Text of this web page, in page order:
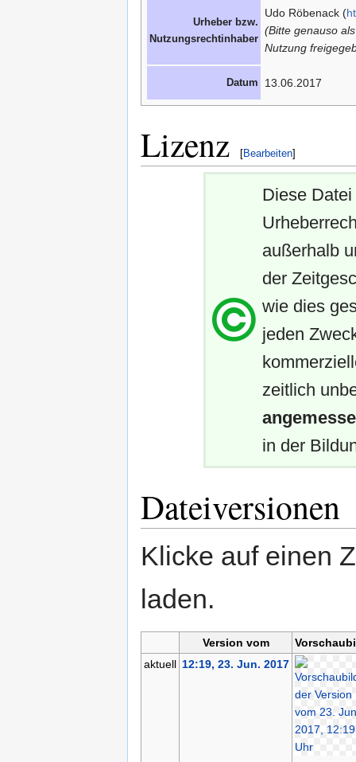
Urheber bzw.
Nutzungsrechtinhaber
Udo Röbenack (
(Bitte genauso
Nutzung
Datum 13.06.2017
Lizenz [Bearbeiten]
Diese
außerhalb
der
wie dies
jeden
zeitlich
in der
Dateiversionen
Klicke auf einen
laden.
Version vom
aktuell 12:19, 23. Jun. 2017